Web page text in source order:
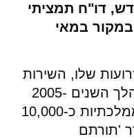
מחדש, דו"ח תמציתי
במאי
שלו, השירות
האזרחי והצבאי, הכניס במהלך השנים 2005-
2011 למסגרות השירות הממלכתיות כ-10,000
'תורתם